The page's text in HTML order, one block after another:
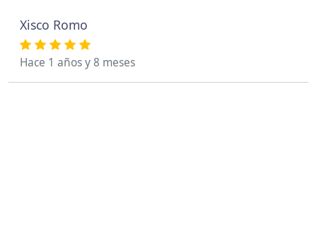
Xisco Romo
Hace 1 años y 8 meses